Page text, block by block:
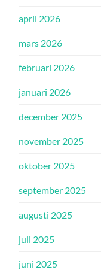
april 2026
mars 2026
februari 2026
januari 2026
december 2025
november 2025
oktober 2025
september 2025
augusti 2025
juli 2025
juni 2025